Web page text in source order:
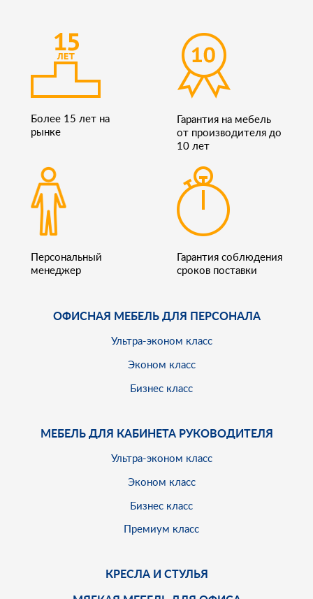
Более 15 лет на
рынке
Гарантия на мебель
от производителя до
10 лет
Персональный
менеджер
Гарантия соблюдения
сроков поставки
ОФИСНАЯ МЕБЕЛЬ ДЛЯ ПЕРСОНАЛА
Ультра-эконом класс
Эконом класс
Бизнес класс
МЕБЕЛЬ ДЛЯ КАБИНЕТА РУКОВОДИТЕЛЯ
Ультра-эконом класс
Эконом класс
Бизнес класс
Премиум класс
КРЕСЛА И СТУЛЬЯ